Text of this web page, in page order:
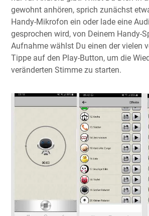
gewohnt anhören, sprich zunächst
Handy-Mikrofon ein oder lade eine
gesprochen wird, von Deinem Handy-
Aufnahme wählst Du einen der vielen
Tippe auf den Play-Button, um die
veränderten Stimme zu starten.